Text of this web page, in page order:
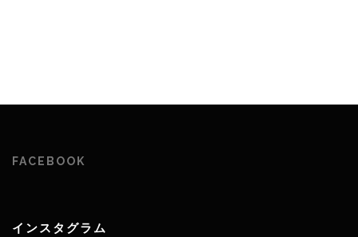
FACEBOOK
インスタグラム